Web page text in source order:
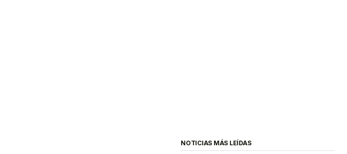
NOTICIAS MÁS LEÍDAS